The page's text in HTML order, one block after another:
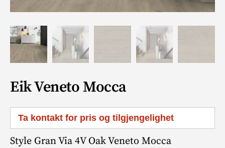
Eik Veneto Mocca
Ta kontakt for pris og tilgjengelighet
Style Gran Via 4V Oak Veneto Mocca